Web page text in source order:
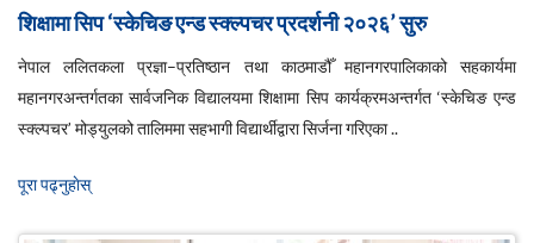
शिक्षामा सिप ‘स्केचिङ एन्ड स्क्ल्पचर प्रदर्शनी २०२६’ सुरु
नेपाल ललितकला प्रज्ञा–प्रतिष्ठान तथा काठमाडौँ महानगरपालिकाको सहकार्यमा
महानगरअन्तर्गतका सार्वजनिक विद्यालयमा शिक्षामा सिप कार्यक्रमअन्तर्गत ‘स्केचिङ एन्ड
स्क्ल्पचर’ मोड्युलको तालिममा सहभागी विद्यार्थीद्वारा सिर्जना गरिएका ..
पूरा पढ्नुहाेस्